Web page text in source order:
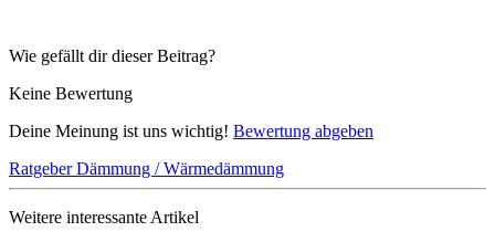
Wie gefällt dir dieser Beitrag?
Keine Bewertung
Deine Meinung ist uns wichtig! Bewertung abgeben
RatgeberDämmung / Wärmedämmung
Weitere interessante Artikel